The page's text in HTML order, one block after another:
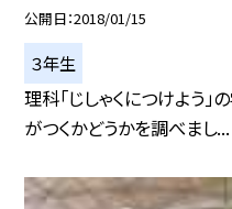
公開日 2018/01/15
３年生
理科「じしゃくにつけよう
がつくかどうかを調べまし...